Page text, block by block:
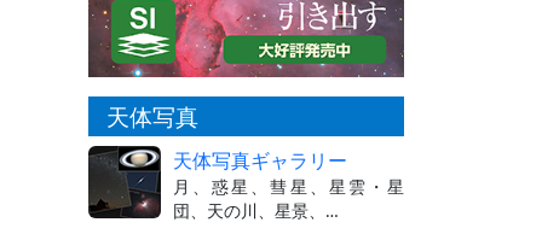
天体写真
天体写真ギャラリー
月、惑星、彗星、星雲・星
団、天の川、星景、…